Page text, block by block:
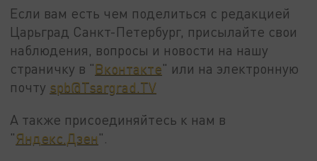
Если вам есть чем поделиться с редакцией
Царьград Санкт-Петербург, присылайте свои
наблюдения, вопросы и новости на нашу
страничку в "Вконтакте" или на электронную
почту spb@Tsargrad.TV
А также присоединяйтесь к нам в
"Яндекс.Дзен".